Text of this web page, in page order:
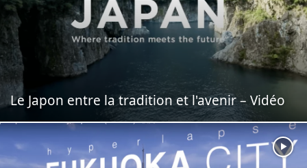
Le Japon entre la tradition et l'avenir – Vidéo